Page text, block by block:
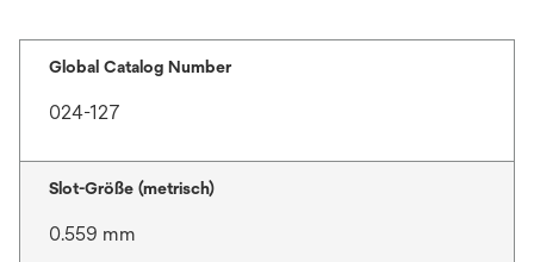
Global Catalog Number
024-127
Slot-Größe (metrisch)
0.559 mm